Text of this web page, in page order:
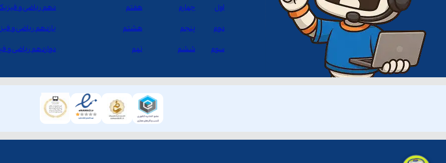
اول چهارم
دوم پنجم
سوم ششم
هفتم
هشتم
نهم
دهم ریاضی و
یازدهم ریاضی و
دوازدهم ریاضی و